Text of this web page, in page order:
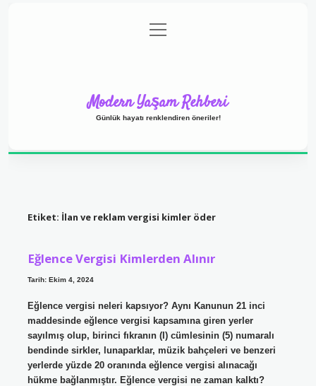
Gizlilik Politikası
menüyü
aç
Modern Yaşam Rehberi
Günlük hayatı renklendiren öneriler!
Etiket: İlan ve reklam vergisi kimler öder
Eğlence Vergisi Kimlerden Alınır
Tarih: Ekim 4, 2024
Eğlence vergisi neleri kapsıyor? Aynı Kanunun 21 inci
maddesinde eğlence vergisi kapsamına giren yerler
sayılmış olup, birinci fıkranın (I) cümlesinin (5) numaralı
bendinde sirkler, lunaparklar, müzik bahçeleri ve benzeri
yerlerde yüzde 20 oranında eğlence vergisi alınacağı
hükme bağlanmıştır. Eğlence vergisi ne zaman kalktı?